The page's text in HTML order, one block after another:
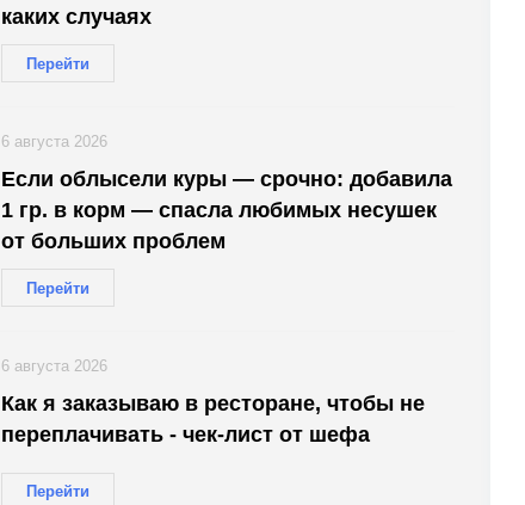
каких случаях
Перейти
Если облысели куры — срочно: добавила
1 гр. в корм — спасла любимых несушек
от больших проблем
Перейти
6 августа 2026
Как я заказываю в ресторане, чтобы не
переплачивать - чек-лист от шефа
Перейти
6 августа 2026